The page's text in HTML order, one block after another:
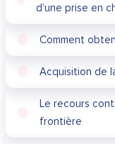
d’une prise en
Comment
Acquisition de
Le recours
frontière